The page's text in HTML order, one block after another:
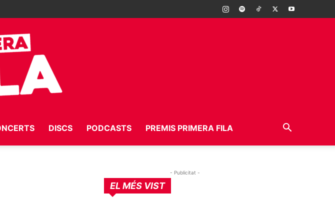
DISCS PODCASTS PREMIS PRIMERA FILA
- Publicitat -
EL MÉS VIST